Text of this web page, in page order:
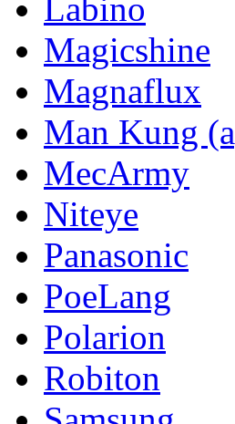
Labino
Magicshine
Magnaflux
Man Kung
MecArmy
Niteye
Panasonic
PoeLang
Polarion
Robiton